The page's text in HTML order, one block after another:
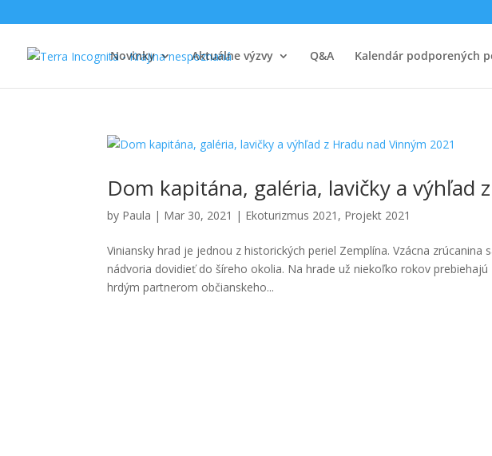
Novinky Aktuálne výzvy Q&A Kalendár podporených
Dom kapitána, galéria, lavičky a výhľad
by Paula | Mar 30, 2021 | Ekoturizmus 2021 , Projekt 2021
Viniansky hrad je jednou z historických periel Zemplína. Vzácna
nádvoria dovidieť do šíreho okolia. Na hrade už niekoľko rokov
hrdým partnerom občianskeho...